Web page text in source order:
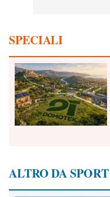
SPECIALI
ALTRO DA SPORT